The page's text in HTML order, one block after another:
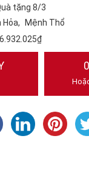
tặng 8/3
Hỏa
Mệnh Thổ
6.932.025₫